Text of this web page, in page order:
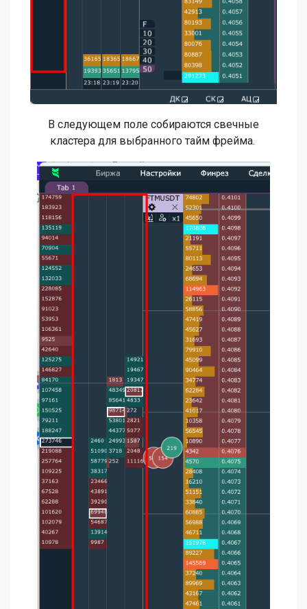
В следующем поле собираются свечные
кластера для выбранного тайм фрейма.